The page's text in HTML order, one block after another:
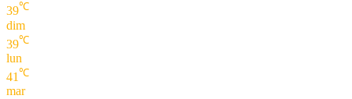
39℃
dim
39℃
lun
41 ℃
mar